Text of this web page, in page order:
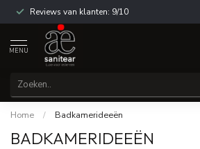
Reviews van klanten: 9/10
MENU
Home / Badkamerideeën
BADKAMERIDEEËN